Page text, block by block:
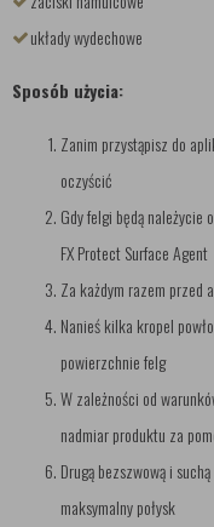
układy wydechowe
Sposób użycia:
Zanim przystąpisz do
oczyścić
Gdy felgi będą należycie
FX Protect Surface Agent
Za każdym razem przed
Nanieś kilka kropel
powierzchnie felg
W zależności od
nadmiar produktu za
Drugą bezszwową i
maksymalny połysk